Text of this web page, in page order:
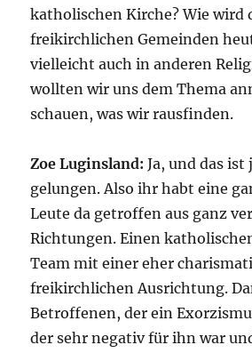
katholischen Kirche? Wie wird
freikirchlichen Gemeinden
vielleicht auch in anderen
wollten wir uns dem Thema
schauen, was wir rausfinden.
Zoe Luginsland:Ja, und das ist
gelungen. Also ihr habt eine
Leute da getroffen aus ganz
Richtungen. Einen
Team mit einer eher
freikirchlichen Ausrichtung.
Betroffenen, der ein
der sehr negativ für ihn war